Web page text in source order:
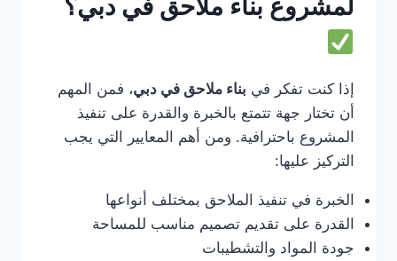
إذا كنت تفكر في بناء ملاحق في دبي، فمن المهم
أن تختار جهة تتمتع بالخبرة والقدرة على تنفيذ
المشروع باحترافية. ومن أهم المعايير التي يجب
التركيز عليها:
الخبرة في تنفيذ الملاحق بمختلف أنواعها
القدرة على تقديم تصميم مناسب للمساحة
جودة المواد والتشطيبات